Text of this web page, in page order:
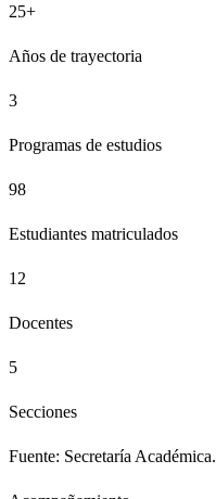
25+
Años de trayectoria
3
Programas de estudios
98
Estudiantes matriculados
12
Docentes
5
Secciones
Fuente: Secretaría Académica.